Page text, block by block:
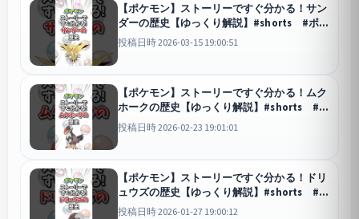
【ポケモン】ストーリーですぐ分かる！サン
ダーの歴史【ゆっくり解説】#shorts #ポケ
モン
投稿日時 2026-03-15 19:00:51
【ポケモン】ストーリーですぐ分かる！ムク
ホークの歴史【ゆっくり解説】#shorts #ポ
ケモン
投稿日時 2026-02-23 19:01:01
【ポケモン】ストーリーですぐ分かる！ドリ
ュウズの歴史【ゆっくり解説】#shorts #ポ
ケモン
投稿日時 2026-01-27 19:00:12